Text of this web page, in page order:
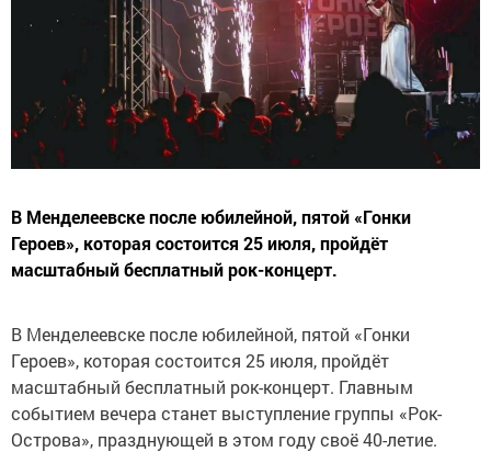
В Менделеевске после юбилейной, пятой «Гонки
Героев», которая состоится 25 июля, пройдёт
масштабный бесплатный рок-концерт.
В Менделеевске после юбилейной, пятой «Гонки
Героев», которая состоится 25 июля, пройдёт
масштабный бесплатный рок-концерт. Главным
событием вечера станет выступление группы «Рок-
Острова», празднующей в этом году своё 40-летие.